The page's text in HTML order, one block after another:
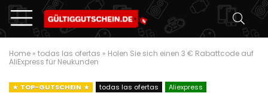
Home » todas las ofertas » Holen Sie sich einen 3 € Rabattcode auf
AliExpress für Neukunden
TOP-GUTSCHEIN todas las ofertas Aliexpress